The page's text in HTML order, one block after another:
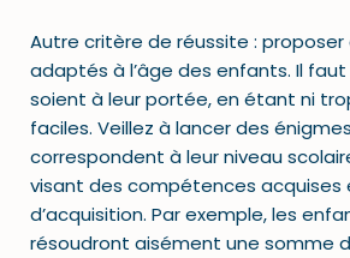
Autre critère de réussite : proposer
adaptés à l’âge des enfants. Il
soient à leur portée, en étant ni
faciles. Veillez à lancer des
correspondent à leur niveau
visant des compétences acquises
d’acquisition. Par exemple, les
résoudront aisément une somme